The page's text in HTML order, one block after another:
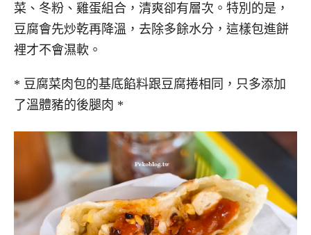
菜、冬粉、雞蛋組合，清爽卻有層次。特別的是，
豆腐會先炒乾再降溫，去除多餘水分，這樣包進餅
裡才不會濕軟。
* 豆腐菜肉包的基底餡料跟豆腐捲相同，只多添加
了溫體豬的後腿肉 *